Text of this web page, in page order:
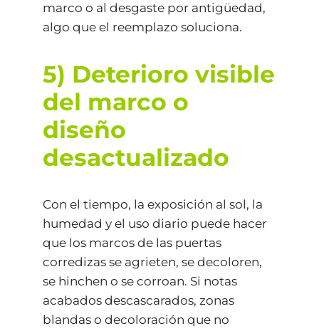
marco o al desgaste por antigüedad,
algo que el reemplazo soluciona.
5) Deterioro visible
del marco o
diseño
desactualizado
Con el tiempo, la exposición al sol, la
humedad y el uso diario puede hacer
que los marcos de las puertas
corredizas se agrieten, se decoloren,
se hinchen o se corroan. Si notas
acabados descascarados, zonas
blandas o decoloración que no